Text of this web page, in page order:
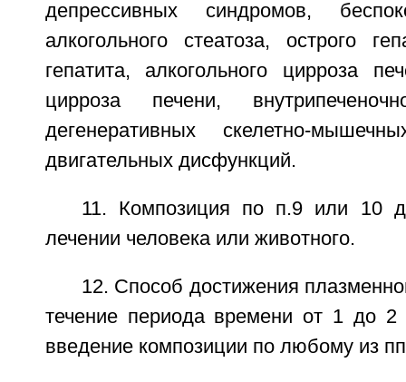
депрессивных синдромов,
алкогольного стеатоза, острого
гепатита, алкогольного цирроза
цирроза печени,
дегенеративных скелетно-
двигательных дисфункций.
11. Композиция по п.9 или 10
лечении человека или животного.
12. Способ достижения
течение периода времени от 1 до
введение композиции по любому из